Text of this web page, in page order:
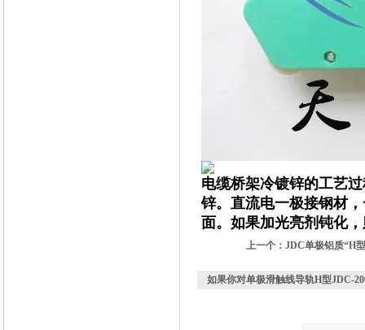
电缆桥架冷镀锌的工艺
锌。直流电一极接钢材
面。如果加光亮剂钝化
上一个： JDC单极铝质“H
如果你对单极滑触线导轨H型JDC-